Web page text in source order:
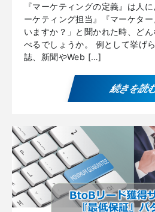
『マーケティングの定義』は人
ーケティング担当』『マーケタ
いますか？」と聞かれた時、ど
べるでしょうか。 例として挙げ
誌、新聞やWeb […]
続きを読